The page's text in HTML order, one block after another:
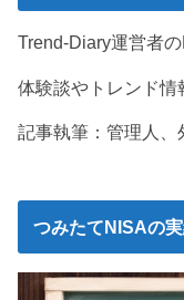
Trend-Diary運営者
体験談やトレンド情
記事執筆：管理人、
つみたてNISAの